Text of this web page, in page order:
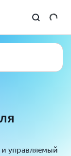
управляемый